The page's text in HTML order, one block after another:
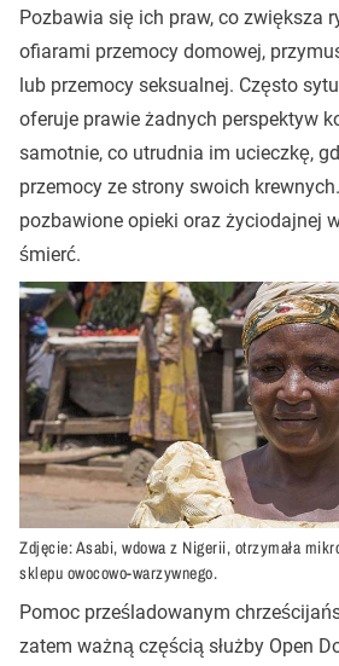
Pozbawia się ich praw, co zwiększa
ofiarami przemocy domowej,
lub przemocy seksualnej. Często
oferuje prawie żadnych perspektyw
samotnie, co utrudnia im ucieczkę,
przemocy ze strony swoich
pozbawione opieki oraz życiodajnej
śmierć.
Zdjęcie: Asabi, wdowa z Nigerii, otrzymała
sklepu owocowo-warzywnego.
Pomoc prześladowanym
zatem ważną częścią służby Open